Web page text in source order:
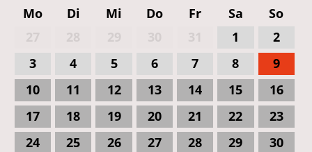
Mo Di Mi Do Fr Sa
So
1
2
3
4 5 6 7 8
9
10
11 12 13 14 15
16
17
18 19 20 21 22
23
24
25 26 27 28 29
30